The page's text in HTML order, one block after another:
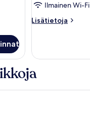
Ilmainen Wi-Fi
Lisätietoja
Lisätietoja
Residence